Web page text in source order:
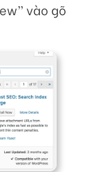
vào gõ